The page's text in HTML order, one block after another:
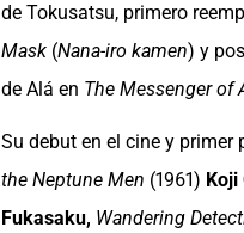
de Tokusatsu, primero
Mask (Nana-iro kamen) y
de Alá en The Messenger of
Su debut en el cine y
the Neptune Men (1961) Koji
Fukasaku, Wandering